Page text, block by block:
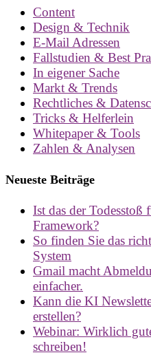
Content
Design & Technik
E-Mail Adressen
Fallstudien & Best
In eigener Sache
Markt & Trends
Rechtliches &
Tricks & Helferlein
Whitepaper & Tools
Zahlen & Analysen
Neueste Beiträge
Ist das der Todesstoß
Framework?
So finden Sie das
System
Gmail macht
einfacher.
Kann die KI
erstellen?
Webinar: Wirklich
schreiben!